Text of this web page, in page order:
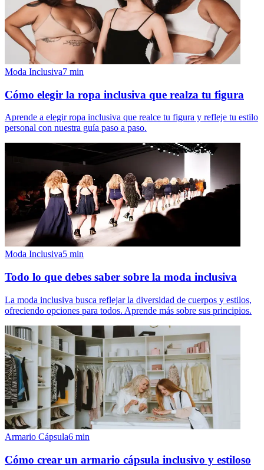
Moda Inclusiva7 min
Cómo elegir la ropa inclusiva que realza tu figura
Aprende a elegir ropa inclusiva que realce tu figura y refleje tu estilo
personal con nuestra guía paso a paso.
Moda Inclusiva5 min
Todo lo que debes saber sobre la moda inclusiva
La moda inclusiva busca reflejar la diversidad de cuerpos y estilos,
ofreciendo opciones para todos. Aprende más sobre sus principios.
Armario Cápsula6 min
Cómo crear un armario cápsula inclusivo y estiloso